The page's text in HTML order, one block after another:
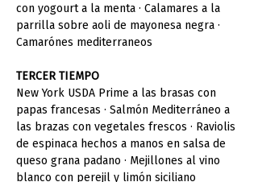
con yogourt a la menta · Calamares a la
parrilla sobre aoli de mayonesa negra ·
Camarónes mediterraneos
TERCER TIEMPO
New York USDA Prime a las brasas con
papas francesas · Salmón Mediterráneo a
las brazas con vegetales frescos · Raviolis
de espinaca hechos a manos en salsa de
queso grana padano · Mejillones al vino
blanco con perejil y limón siciliano